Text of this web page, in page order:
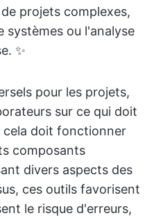
projets complexes,
systèmes ou l'analyse
✨
pour les projets,
sur ce qui doit
doit fonctionner
composants
divers aspects des
ces outils favorisent
le risque d'erreurs,